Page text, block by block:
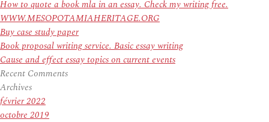
How to quote a book mla in an essay. Check my writing free.
WWW.MESOPOTAMIAHERITAGE.ORG
Buy case study paper
Book proposal writing service. Basic essay writing
Cause and effect essay topics on current events
Recent Comments
Archives
février 2022
octobre 2019